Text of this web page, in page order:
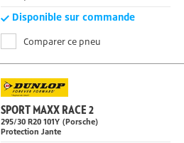
Disponible sur commande
SPORT MAXX RACE 2
295/30 R20101Y